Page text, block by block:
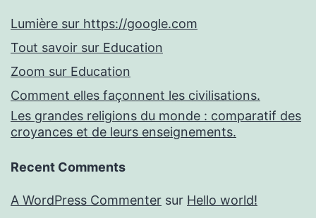
Lumière sur https://google.com
Tout savoir sur Education
Zoom sur Education
Comment elles façonnent les civilisations.
Les grandes religions du monde : comparatif des
croyances et de leurs enseignements.
Recent Comments
A WordPress Commenter sur Hello world!